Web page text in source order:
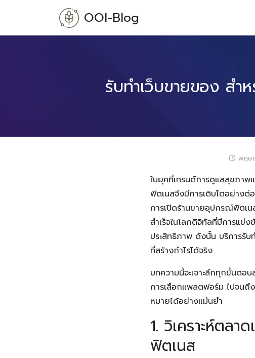
content
OOI-Blog
รับทำเว็บขายของ ส
พฤษ
ในยุคที่เทรนด์การดูแลสุขภา
ฟิตเนสจึงมีการเติบโตอย่างต่
การเปิดร้านขายอุปกรณ์ฟิตเน
สำเร็จในโลกดิจิทัลที่มีการแข่
ประสิทธิภาพ ดังนั้น บริการรับ
ที่สร้างกำไรได้จริง
บทความนี้จะเจาะลึกทุกขั้นต
การเลือกแพลตฟอร์ม ไปจนถึ
หมายได้อย่างแม่นยำ
1. วิเคราะห์ตล
ฟิตเนส